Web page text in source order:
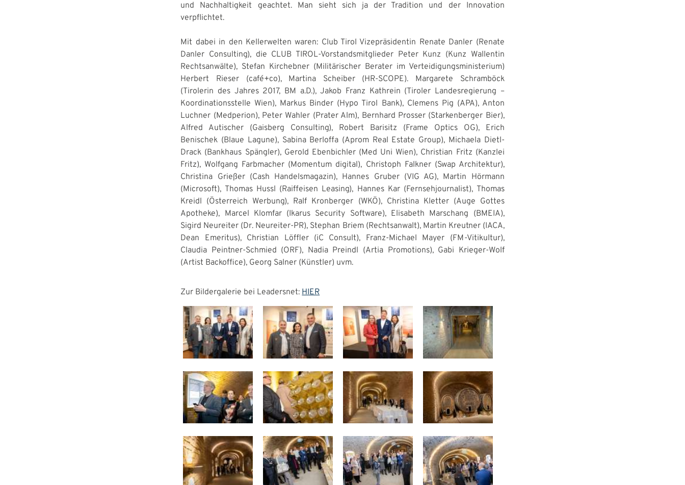
und Nachhaltigkeit geachtet. Man sieht sich ja der Tradition und der Innovation
verpflichtet.
Mit dabei in den Kellerwelten waren: Club Tirol Vizepräsidentin Renate Danler (Renate
Danler Consulting), die CLUB TIROL-Vorstandsmitglieder Peter Kunz (Kunz Wallentin
Rechtsanwälte), Stefan Kirchebner (Militärischer Berater im Verteidigungsministerium)
Herbert Rieser (café+co), Martina Scheiber (HR-SCOPE). Margarete Schramböck
(Tirolerin des Jahres 2017, BM a.D.), Jakob Franz Kathrein (Tiroler Landesregierung –
Koordinationsstelle Wien), Markus Binder (Hypo Tirol Bank), Clemens Pig (APA), Anton
Luchner (Medperion), Peter Wahler (Prater Alm), Bernhard Prosser (Starkenberger Bier),
Alfred Autischer (Gaisberg Consulting), Robert Barisitz (Frame Optics OG), Erich
Benischek (Blaue Lagune), Sabina Berloffa (Aprom Real Estate Group), Michaela Dietl-
Drack (Bankhaus Spängler), Gerold Ebenbichler (Med Uni Wien), Christian Fritz (Kanzlei
Fritz), Wolfgang Farbmacher (Momentum digital), Christoph Falkner (Swap Architektur),
Christina Grießer (Cash Handelsmagazin), Hannes Gruber (VIG AG), Martin Hörmann
(Microsoft), Thomas Hussl (Raiffeisen Leasing), Hannes Kar (Fernsehjournalist), Thomas
Kreidl (Österreich Werbung), Ralf Kronberger (WKÖ), Christina Kletter (Auge Gottes
Apotheke), Marcel Klomfar (Ikarus Security Software), Elisabeth Marschang (BMEIA),
Sigird Neureiter (Dr. Neureiter-PR), Stephan Briem (Rechtsanwalt), Martin Kreutner (IACA,
Dean Emeritus), Christian Löffler (iC Consult), Franz-Michael Mayer (FM-Vitikultur),
Claudia Peintner-Schmied (ORF), Nadia Preindl (Artia Promotions), Gabi Krieger-Wolf
(Artist Backoffice), Georg Salner (Künstler) uvm.
Zur Bildergalerie bei Leadersnet:HIER